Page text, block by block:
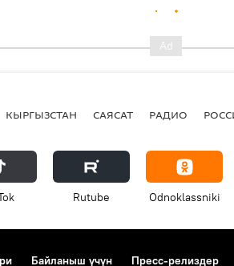
КЫРГЫЗСТАН САЯСАТ РАДИО
Rutube Odnoklassniki
Байланыш үчүн Пресс-релиздер